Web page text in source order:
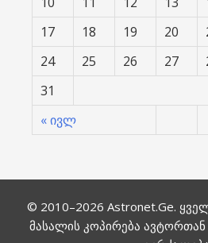
« ივლ
17
18 19 20
24
25 26 27
31
© 2010–2026 Astronet.Ge.
მასალის კოპირება ავტორთან